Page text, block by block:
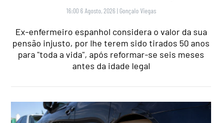
16:00 6 Agosto, 2026 | Gonçalo Viegas
Ex-enfermeiro espanhol considera o valor da sua
pensão injusto, por lhe terem sido tirados 50 anos
para "toda a vida", após reformar-se seis meses
antes da idade legal